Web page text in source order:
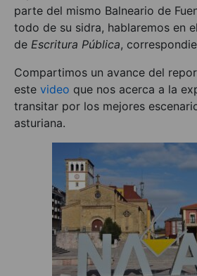
parte del mismo Balneario de
todo de su sidra, hablaremos en
de Escritura Pública,
Compartimos un avance del
este video que nos acerca a la
transitar por los mejores
asturiana.